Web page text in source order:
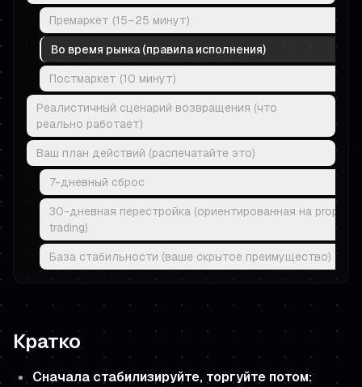
Премаркет (15–25 минут)
Во время рынка (правила исполнения)
Постмаркет (10 минут)
Реалистичный сценарий возвращения (что
реально работает)
Ваш план действий (распечатайте это)
7-дневный сброс
30-дневная перестройка (ориентированная на prop
trading)
База стабильности (ваше скрытое преимущество)
Кратко
Сначала стабилизируйте, торгуйте потом: